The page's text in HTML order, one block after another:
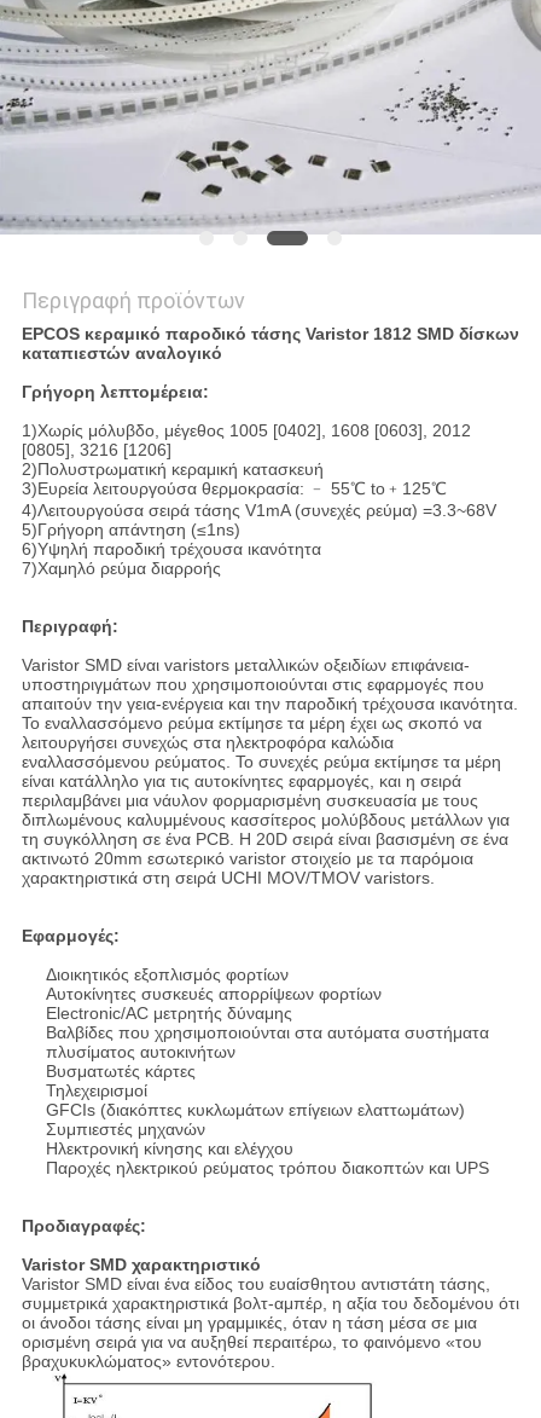
PRIVACY
POLICY
Περιγραφή προϊόντων
EPCOS κεραμικό παροδικό τάσης Varistor 1812 SMD δίσκων
καταπιεστών αναλογικό
Γρήγορη λεπτομέρεια:
1)Χωρίς μόλυβδο, μέγεθος 1005 [0402], 1608 [0603], 2012
[0805], 3216 [1206]
2)Πολυστρωματική κεραμική κατασκευή
3)Ευρεία λειτουργούσα θερμοκρασία: ﹣ 55℃ to﹢125℃
4)Λειτουργούσα σειρά τάσης V1mA (συνεχές ρεύμα) =3.3~68V
5)Γρήγορη απάντηση (≤1ns)
6)Υψηλή παροδική τρέχουσα ικανότητα
7)Χαμηλό ρεύμα διαρροής
Περιγραφή:
Varistor SMD είναι varistors μεταλλικών οξειδίων επιφάνεια-
υποστηριγμάτων που χρησιμοποιούνται στις εφαρμογές που
απαιτούν την γεια-ενέργεια και την παροδική τρέχουσα ικανότητα.
Το εναλλασσόμενο ρεύμα εκτίμησε τα μέρη έχει ως σκοπό να
λειτουργήσει συνεχώς στα ηλεκτροφόρα καλώδια
εναλλασσόμενου ρεύματος. Το συνεχές ρεύμα εκτίμησε τα μέρη
είναι κατάλληλο για τις αυτοκίνητες εφαρμογές, και η σειρά
περιλαμβάνει μια νάυλον φορμαρισμένη συσκευασία με τους
διπλωμένους καλυμμένους κασσίτερος μολύβδους μετάλλων για
τη συγκόλληση σε ένα PCB. Η 20D σειρά είναι βασισμένη σε ένα
ακτινωτό 20mm εσωτερικό varistor στοιχείο με τα παρόμοια
χαρακτηριστικά στη σειρά UCHI MOV/TMOV varistors.
Εφαρμογές:
Διοικητικός εξοπλισμός φορτίων
Αυτοκίνητες συσκευές απορρίψεων φορτίων
Electronic/AC μετρητής δύναμης
Βαλβίδες που χρησιμοποιούνται στα αυτόματα συστήματα
πλυσίματος αυτοκινήτων
Βυσματωτές κάρτες
Τηλεχειρισμοί
GFCIs (διακόπτες κυκλωμάτων επίγειων ελαττωμάτων)
Συμπιεστές μηχανών
Ηλεκτρονική κίνησης και ελέγχου
Παροχές ηλεκτρικού ρεύματος τρόπου διακοπτών και UPS
Προδιαγραφές:
Varistor SMD χαρακτηριστικό
Varistor SMD είναι ένα είδος του ευαίσθητου αντιστάτη τάσης,
συμμετρικά χαρακτηριστικά βολτ-αμπέρ, η αξία του δεδομένου ότι
οι άνοδοι τάσης είναι μη γραμμικές, όταν η τάση μέσα σε μια
ορισμένη σειρά για να αυξηθεί περαιτέρω, το φαινόμενο «του
βραχυκυκλώματος» εντονότερου.